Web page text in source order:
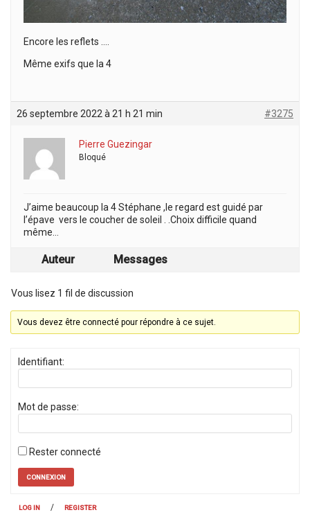
Encore les reflets ….
Même exifs que la 4
26 septembre 2022 à 21 h 21 min #3275
Pierre Guezingar
Bloqué
J’aime beaucoup la 4 Stéphane ,le regard est guidé par
l’épave vers le coucher de soleil . .Choix difficile quand
même…
Auteur Messages
Vous lisez 1 fil de discussion
Vous devez être connecté pour répondre à ce sujet.
Identifiant:
Mot de passe:
Rester connecté
CONNEXION
LOG IN / REGISTER